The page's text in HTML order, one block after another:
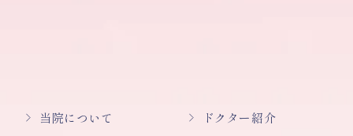
当院について ドクター紹介